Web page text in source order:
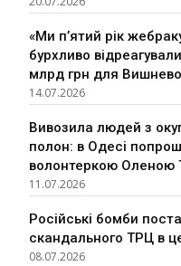
«Ми п’ятий рік
бурхливо
млрд грн для
14.07.2026
Вивозила людей з
полон: в Одесі
волонтеркою Оленою
11.07.2026
Російські бомби
скандального ТРЦ в
08.07.2026